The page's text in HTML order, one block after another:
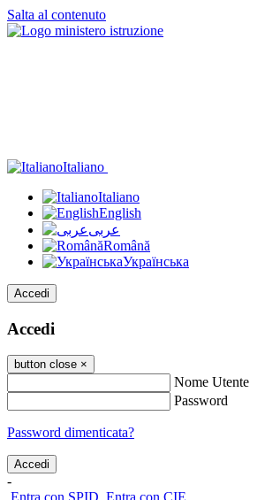
Salta al contenuto
Italiano
Italiano
English
عربى
Română
Українська
Accedi
Accedi
button close ×
Nome Utente
Password
Password dimenticata?
-